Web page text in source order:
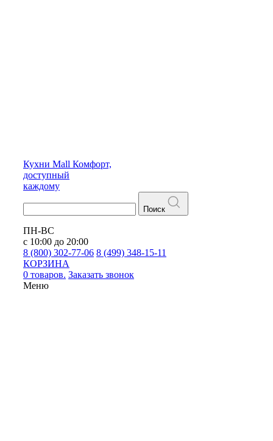
Кухни Mall Комфорт,
доступный
каждому
Поиск
ПН-ВС
с 10:00 до 20:00
8 (800) 302-77-06 8 (499) 348-15-11
КОРЗИНА
0 товаров. Заказать звонок
Меню